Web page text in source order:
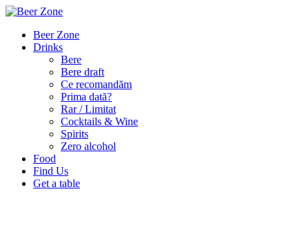
Beer Zone
Drinks
Bere
Bere draft
Ce recomandăm
Prima dată?
Rar / Limitat
Cocktails & Wine
Spirits
Zero alcohol
Food
Find Us
Get a table